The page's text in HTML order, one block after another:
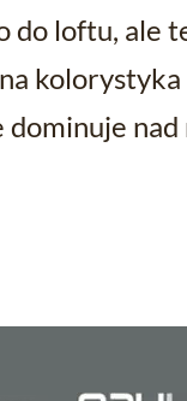
do loftu, ale
dominuje